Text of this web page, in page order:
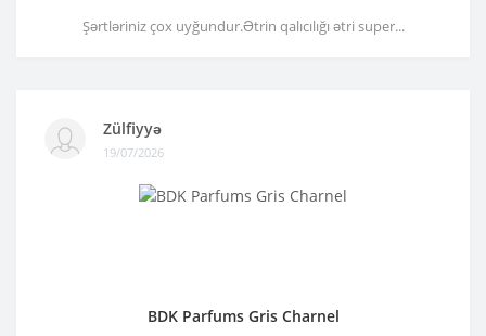
Şərtləriniz çox uyğundur.Ətrin qalıcılığı ətri super...
Zülfiyyə
19/07/2026
BDK Parfums Gris Charnel